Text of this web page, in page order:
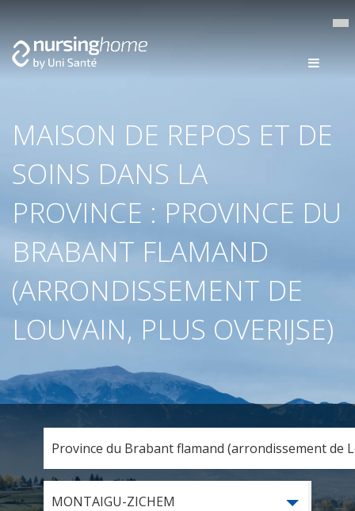
MAISON DE REPOS ET DE
SOINS DANS LA
PROVINCE : PROVINCE DU
BRABANT FLAMAND
(ARRONDISSEMENT DE
LOUVAIN, PLUS OVERIJSE)
Province du Brabant flamand (arrondissement de
MONTAIGU-ZICHEM